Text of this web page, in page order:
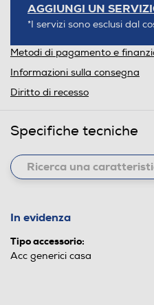
AGGIUNGI UN
*I servizi sono esclusi dal
Metodi di pagamento e
Informazioni sulla consegna
Diritto di recesso
Specifiche tecniche
In evidenza
Tipo accessorio:
Acc generici casa